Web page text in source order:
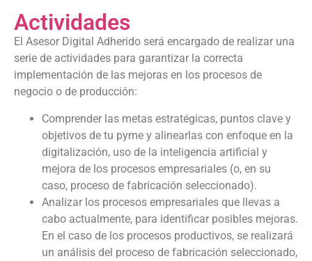
Actividades
El Asesor Digital Adherido será encargado de realizar una
serie de actividades para garantizar la correcta
implementación de las mejoras en los procesos de
negocio o de producción:
Comprender las metas estratégicas, puntos clave y
objetivos de tu pyme y alinearlas con enfoque en la
digitalización, uso de la inteligencia artificial y
mejora de los procesos empresariales (o, en su
caso, proceso de fabricación seleccionado).
Analizar los procesos empresariales que llevas a
cabo actualmente, para identificar posibles mejoras.
En el caso de los procesos productivos, se realizará
un análisis del proceso de fabricación seleccionado,